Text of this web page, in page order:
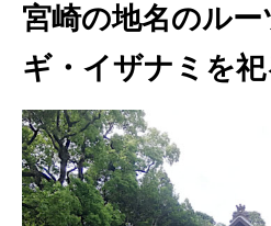
宮崎の地名のル
ギ・イザナミを